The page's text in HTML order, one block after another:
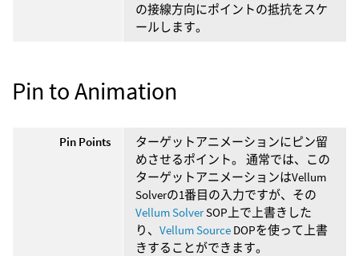
の接線方向にポイントの抵抗をスケ
ールします。
Pin to Animation
Pin Points
ターゲットアニメーションにピン留
めさせるポイント。 通常では、この
ターゲットアニメーションはVellum
Solverの1番目の入力ですが、その
Vellum SolverSOP上で上書きした
り、 Vellum Source DOPを使って上書
きすることができます。